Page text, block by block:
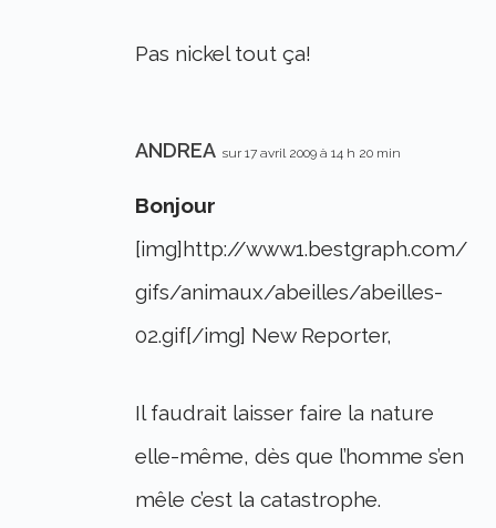
Pas nickel tout ça!
ANDREA sur 17 avril 2009 à 14 h 20 min
Bonjour
[img]http://www1.bestgraph.com/
gifs/animaux/abeilles/abeilles-
02.gif[/img] New Reporter,
Il faudrait laisser faire la nature
elle-même, dès que l’homme s’en
mêle c’est la catastrophe.